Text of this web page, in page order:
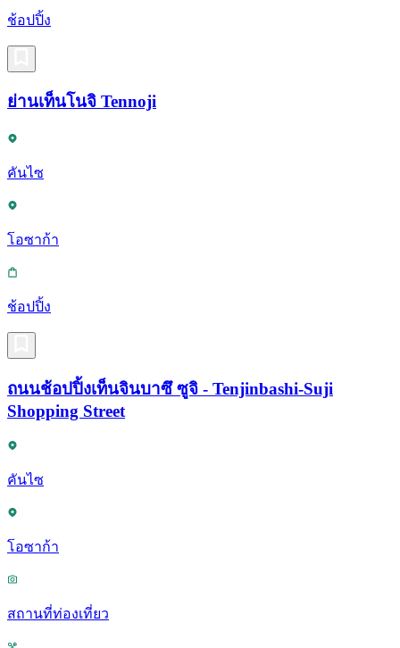
ช้อปปิ้ง
ย่านเท็นโนจิ Tennoji
คันไซ
โอซาก้า
ช้อปปิ้ง
ถนนช้อปปิ้งเท็นจินบาซึ ซูจิ - Tenjinbashi-Suji
Shopping Street
คันไซ
โอซาก้า
สถานที่ท่องเที่ยว